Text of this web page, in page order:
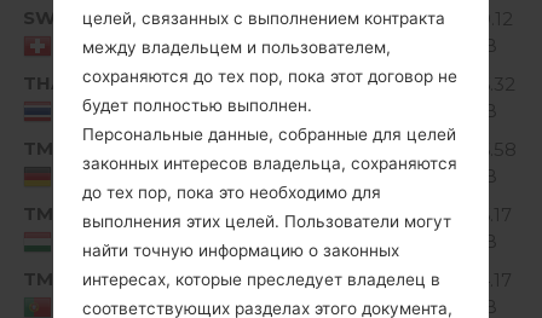
SWS
Switzerland
V10D_00.kdz
Unknown
179.12
MiB
THA
Thailand
V10E_00.kdz
176.32
MiB
TMD
Germany
V10E_00.kdz
Unknown
156.58
MiB
TMH
Hungary
V10E_00.kdz
Unknown
156.17
MiB
TMP
Portugal
V10A_00.kdz
Unknown
174.17
MiB
целей, связанных с выполнением контракта
между владельцем и пользователем,
сохраняются до тех пор, пока этот договор не
будет полностью выполнен.
Персональные данные, собранные для целей
законных интересов владельца, сохраняются
до тех пор, пока это необходимо для
выполнения этих целей. Пользователи могут
найти точную информацию о законных
интересах, которые преследует владелец в
соответствующих разделах этого документа,